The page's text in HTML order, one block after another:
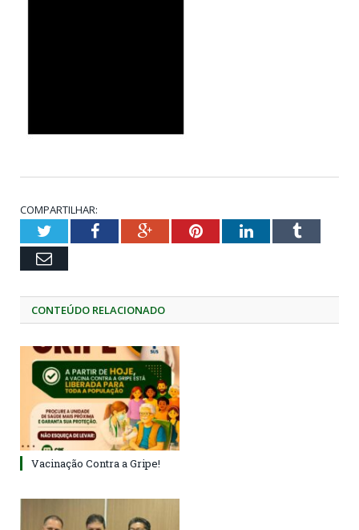
COMPARTILHAR:
TwitterFacebookGoogle+PinterestLinkedInTumblr
Email
CONTEÚDO RELACIONADO
Vacinação Contra a Gripe!